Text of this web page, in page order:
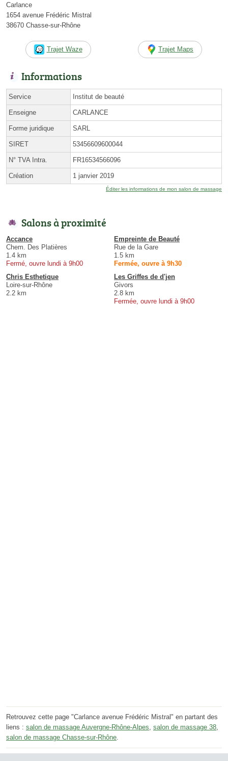
Carlance
1654 avenue Frédéric Mistral
38670 Chasse-sur-Rhône
Trajet Waze Trajet Maps
Informations
Service Institut de beauté
Enseigne CARLANCE
Forme juridique SARL
SIRET 53456609600044
N° TVA Intra. FR16534566096
Création 1 janvier 2019
Éditer les informations de mon salon de massage
Salons à proximité
Accance
Chem. Des Platières
1.4 km
Fermé, ouvre lundi à 9h00
Empreinte de Beauté
Rue de la Gare
1.5 km
Fermée, ouvre à 9h30
Chris Esthetique
Loire-sur-Rhône
2.2 km
Les Griffes de d'jen
Givors
2.8 km
Fermée, ouvre lundi à 9h00
Retrouvez cette page "Carlance avenue Frédéric Mistral" en partant des
liens : salon de massage Auvergne-Rhône-Alpes salon de massage 38
salon de massage Chasse-sur-Rhône